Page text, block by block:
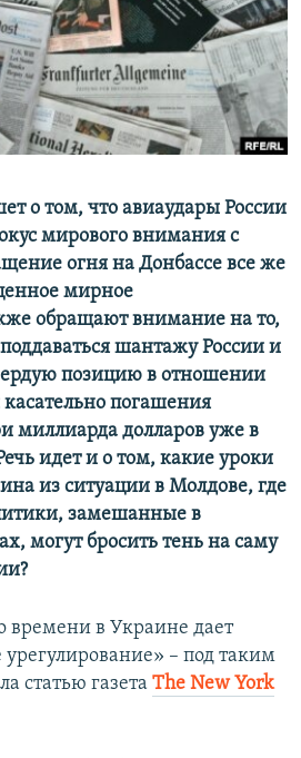
КРЫМА
о том, что авиаудары России
мирового внимания с
огня на Донбассе все же
мирное
обращают внимание на то,
шантажу России и
позицию в отношении
погашения
миллиарда долларов уже в
идет и о том, какие уроки
из ситуации в Молдове, где
замешанные в
могут бросить тень на саму
времени в Украине дает
– под таким
статью газета The New York